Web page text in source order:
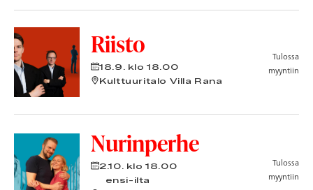
Riisto
18.9.
klo 18.00
Kulttuuritalo Villa Rana
Tulossa
myyntiin
Nurinperhe
2.10. klo 18.00
ensi-ilta
Tulossa
myyntiin